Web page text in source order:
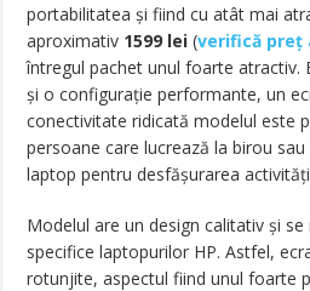
portabilitatea și fiind cu atât mai
aproximativ 1599 lei (verifică preț
întregul pachet unul foarte atractiv.
și o configurație performante, un
conectivitate ridicată modelul este
persoane care lucrează la birou
laptop pentru desfășurarea
Modelul are un design calitativ și
specifice laptopurilor HP. Astfel,
rotunjite, aspectul fiind unul foarte